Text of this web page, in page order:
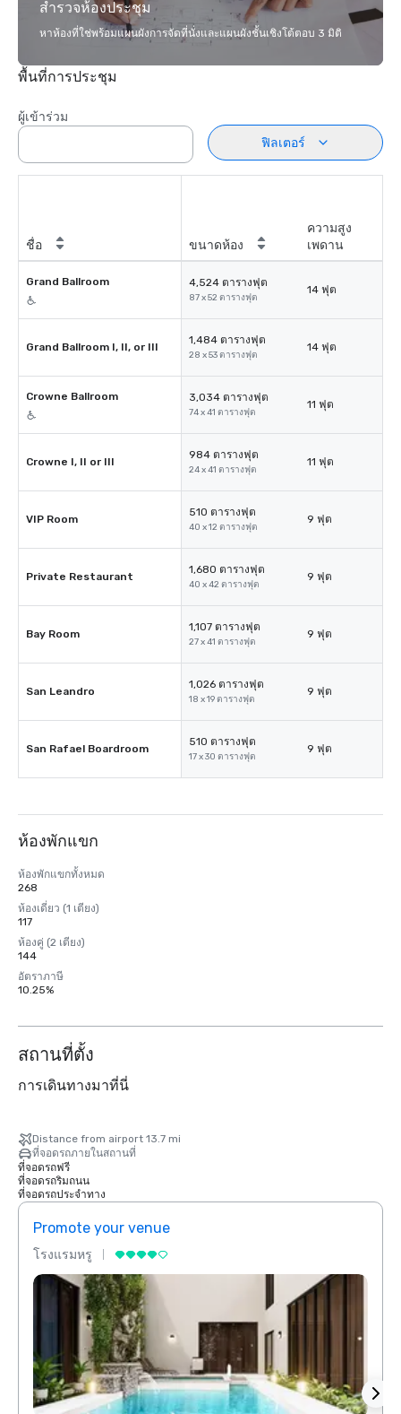
สำรวจห้องประชุม
หาห้องที่ใช่พร้อมแผนผังการจัดที่นั่งและแผนผังชั้นเชิงโต้ตอบ 3 มิติ
พื้นที่การประชุม
ผู้เข้าร่วม
ฟิลเตอร์
ชื่อ ขนาดห้อง
ความสูง
เพดาน
Grand Ballroom 4,524 ตารางฟุต
87 x 52 ตารางฟุต
14 ฟุต
Grand Ballroom I, II, or III
1,484 ตารางฟุต
28 x 53 ตารางฟุต
14 ฟุต
Crowne Ballroom 3,034 ตารางฟุต
74 x 41 ตารางฟุต
11 ฟุต
Crowne I, II or III
984 ตารางฟุต
24 x 41 ตารางฟุต
11 ฟุต
VIP Room
510 ตารางฟุต
40 x 12 ตารางฟุต
9 ฟุต
Private Restaurant
1,680 ตารางฟุต
40 x 42 ตารางฟุต
9 ฟุต
Bay Room
1,107 ตารางฟุต
27 x 41 ตารางฟุต
9 ฟุต
San Leandro
1,026 ตารางฟุต
18 x 19 ตารางฟุต
9 ฟุต
San Rafael Boardroom
510 ตารางฟุต
17 x 30 ตารางฟุต
9 ฟุต
ห้องพักแขก
ห้องพักแขกทั้งหมด
268
ห้องเดี่ยว (1 เตียง)
117
ห้องคู่ (2 เตียง)
144
อัตราภาษี
10.25%
สถานที่ตั้ง
การเดินทางมาที่นี่
Distance from airport 13.7 mi
ที่จอดรถภายในสถานที่
ที่จอดรถฟรี
ที่จอดรถริมถนน
ที่จอดรถประจำทาง
Promote your venue
โรงแรมหรู